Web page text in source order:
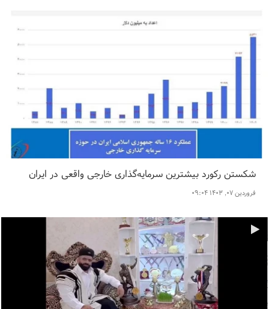
شکستن رکورد بیشترین سرمایه‌گذاری خارجی واقعی در ایران
فروردین ۰۷, ۱۴۰۳ ۰۹:۰۴